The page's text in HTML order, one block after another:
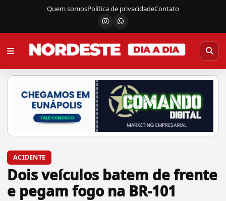
Quem somosPolítica de privacidadeContato
InstagramCanal do WhatsApp
ACIDENTE
Dois veículos batem de frente
e pegam fogo na BR-101